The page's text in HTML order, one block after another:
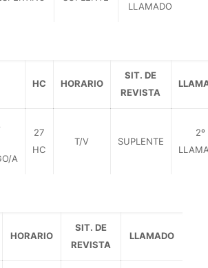
LLAMADO
HC HORARIO
SIT. DE
REVISTA
A
27
HC
T/V SUPLENTE
2º
HORARIO
SIT. DE
REVISTA
LLAMADO